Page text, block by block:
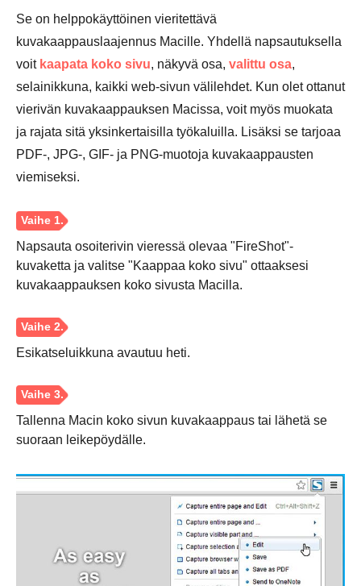
Se on helppokäyttöinen vieritettävä
kuvakaappauslaajennus Macille. Yhdellä napsautuksella
voit kaapata koko sivu, näkyvä osa, valittu osa,
selainikkuna, kaikki web-sivun välilehdet. Kun olet ottanut
vierivän kuvakaappauksen Macissa, voit myös muokata
ja rajata sitä yksinkertaisilla työkaluilla. Lisäksi se tarjoaa
PDF-, JPG-, GIF- ja PNG-muotoja kuvakaappausten
viemiseksi.
Napsauta osoiterivin vieressä olevaa "FireShot"-
kuvaketta ja valitse "Kaappaa koko sivu" ottaaksesi
kuvakaappauksen koko sivusta Macilla.
Esikatseluikkuna avautuu heti.
Tallenna Macin koko sivun kuvakaappaus tai lähetä se
suoraan leikepöydälle.